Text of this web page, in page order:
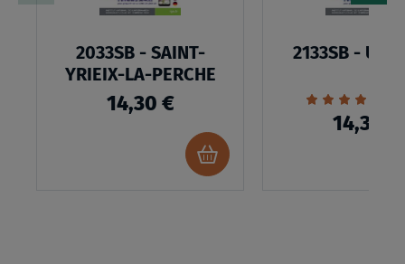
2033SB - SAINT-
YRIEIX-LA-PERCHE
14,30 €
Ajouter
au
2133SB -
Évaluation:
14,30 €